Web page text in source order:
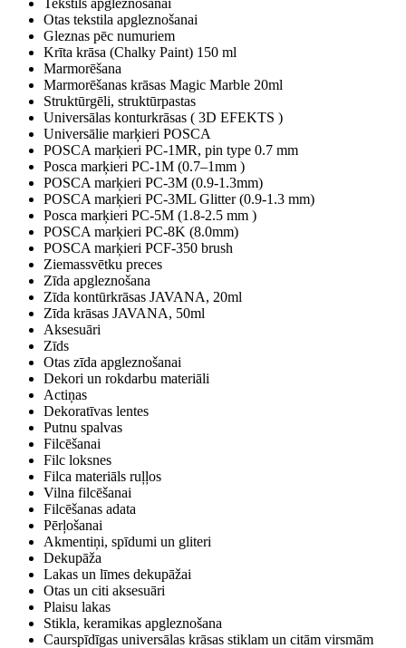
Tekstils apgleznošanai
Otas tekstila apgleznošanai
Gleznas pēc numuriem
Krīta krāsa (Chalky Paint) 150 ml
Marmorēšana
Marmorēšanas krāsas Magic Marble 20ml
Struktūrgēli, struktūrpastas
Universālas konturkrāsas ( 3D EFEKTS )
Universālie marķieri POSCA
POSCA marķieri PC-1MR, pin type 0.7 mm
Posca marķieri PC-1M (0.7–1mm )
POSCA marķieri PC-3M (0.9-1.3mm)
POSCA marķieri PC-3ML Glitter (0.9-1.3 mm)
Posca marķieri PC-5M (1.8-2.5 mm )
POSCA marķieri PC-8K (8.0mm)
POSCA marķieri PCF-350 brush
Ziemassvētku preces
Zīda apgleznošana
Zīda kontūrkrāsas JAVANA, 20ml
Zīda krāsas JAVANA, 50ml
Aksesuāri
Zīds
Otas zīda apgleznošanai
Dekori un rokdarbu materiāli
Actiņas
Dekoratīvas lentes
Putnu spalvas
Filcēšanai
Filc loksnes
Filca materiāls ruļļos
Vilna filcēšanai
Filcēšanas adata
Pērļošanai
Akmentiņi, spīdumi un gliteri
Dekupāža
Lakas un līmes dekupāžai
Otas un citi aksesuāri
Plaisu lakas
Stikla, keramikas apgleznošana
Caurspīdīgas universālas krāsas stiklam un citām virsmām